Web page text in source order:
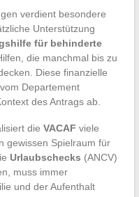
verdient besondere
Unterstützung
für behinderte
die manchmal bis zu
Diese finanzielle
Departement
des Antrags ab.
die VACAF viele
gewissen Spielraum für
Urlaubschecks (ANCV)
muss immer
und der Aufenthalt